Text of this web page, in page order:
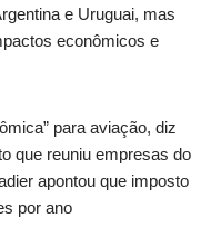
e Uruguai, mas
econômicos e
para aviação, diz
que reuniu empresas do
apontou que imposto
por ano